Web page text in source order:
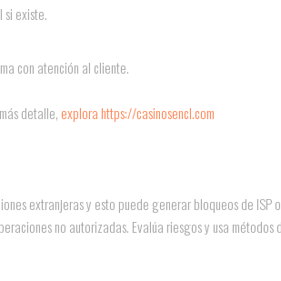
existe.
con atención al cliente.
detalle,explora https://casinosencl.com
extranjeras y esto puede generar bloqueos de
no autorizadas. Evalúa riesgos y usa